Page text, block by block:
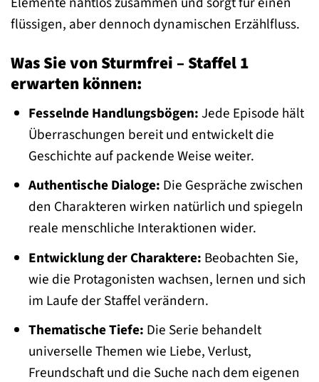
flüssigen, aber dennoch dynamischen Erzählfluss.
Was Sie von Sturmfrei – Staffel 1
erwarten können:
Fesselnde Handlungsbögen:Jede Episode hält
Überraschungen bereit und entwickelt die
Geschichte auf packende Weise weiter.
Authentische Dialoge: Die Gespräche zwischen
den Charakteren wirken natürlich und spiegeln
reale menschliche Interaktionen wider.
Entwicklung der Charaktere: Beobachten Sie,
wie die Protagonisten wachsen, lernen und sich
im Laufe der Staffel verändern.
Thematische Tiefe: Die Serie behandelt
universelle Themen wie Liebe, Verlust,
Freundschaft und die Suche nach dem eigenen